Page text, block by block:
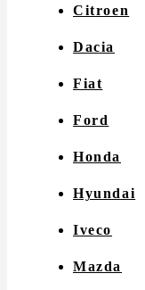
Citroen
Dacia
Fiat
Ford
Honda
Hyundai
Iveco
Mazda